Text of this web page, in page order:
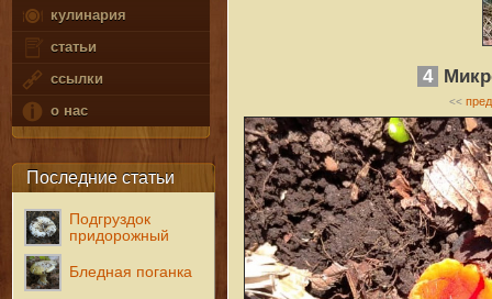
кулинария
статьи
ссылки
о нас
Последние статьи
Подгруздок
придорожный
Бледная поганка
4
<<